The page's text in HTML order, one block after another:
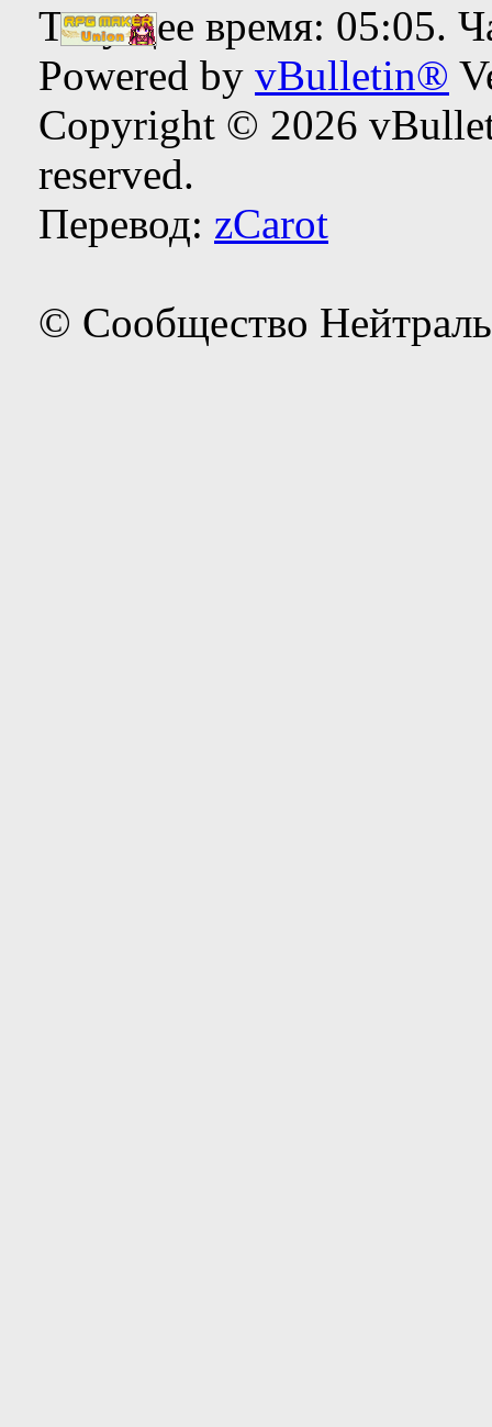
Текущее время: 05:05.
Powered by vBulletin®
Copyright © 2026
reserved.
Перевод: zCarot
© Сообщество